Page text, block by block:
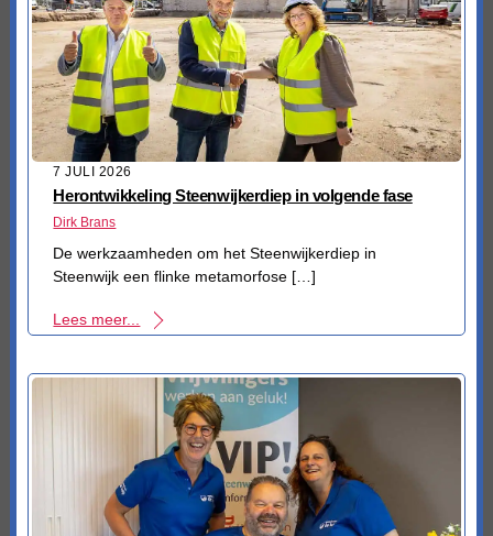
7 JULI 2026
Herontwikkeling Steenwijkerdiep in volgende fase
Dirk Brans
De werkzaamheden om het Steenwijkerdiep in
Steenwijk een flinke metamorfose […]
Lees meer...